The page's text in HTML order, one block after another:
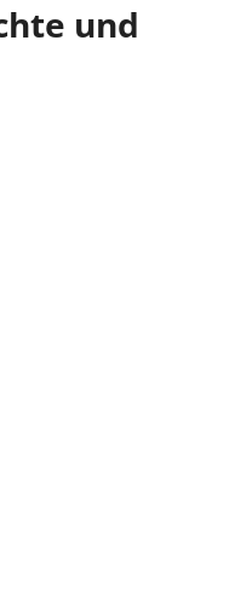
und